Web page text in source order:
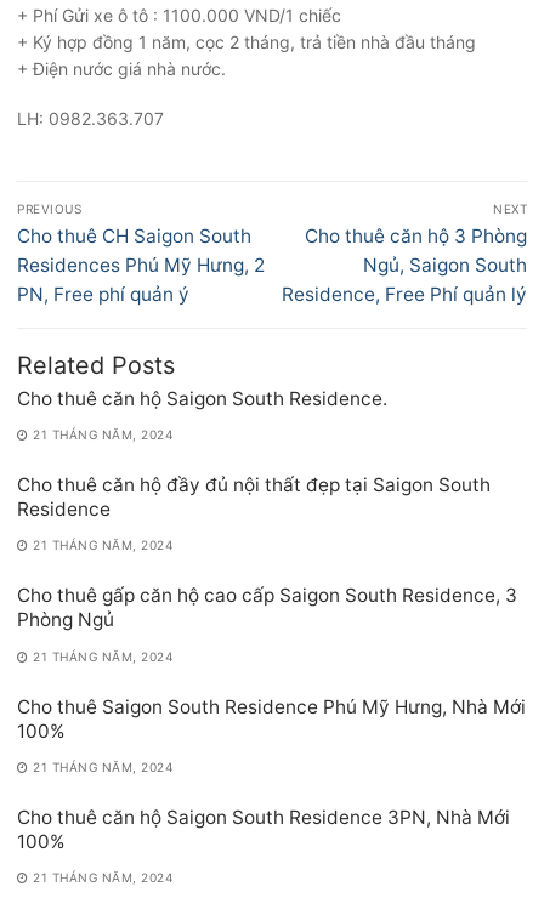
+ Phí Gửi xe ô tô : 1100.000 VND/1 chiếc
+ Ký hợp đồng 1 năm, cọc 2 tháng, trả tiền nhà đầu tháng
+ Điện nước giá nhà nước.
LH: 0982.363.707
Điều
hướng
bài
viết
PREVIOUS
Previous
post:
Cho thuê CH Saigon South
Residences Phú Mỹ Hưng, 2
PN, Free phí quản ý
NEXT
Next
Cho thuê căn hộ 3 Phòng
Ngủ, Saigon South
Residence, Free Phí quản lý
Related Posts
Cho thuê căn hộ Saigon South Residence.
21 THÁNG NĂM, 2024
Cho thuê căn hộ đầy đủ nội thất đẹp tại Saigon South
Residence
21 THÁNG NĂM, 2024
Cho thuê gấp căn hộ cao cấp Saigon South Residence, 3
Phòng Ngủ
21 THÁNG NĂM, 2024
Cho thuê Saigon South Residence Phú Mỹ Hưng, Nhà Mới
100%
21 THÁNG NĂM, 2024
Cho thuê căn hộ Saigon South Residence 3PN, Nhà Mới
100%
21 THÁNG NĂM, 2024